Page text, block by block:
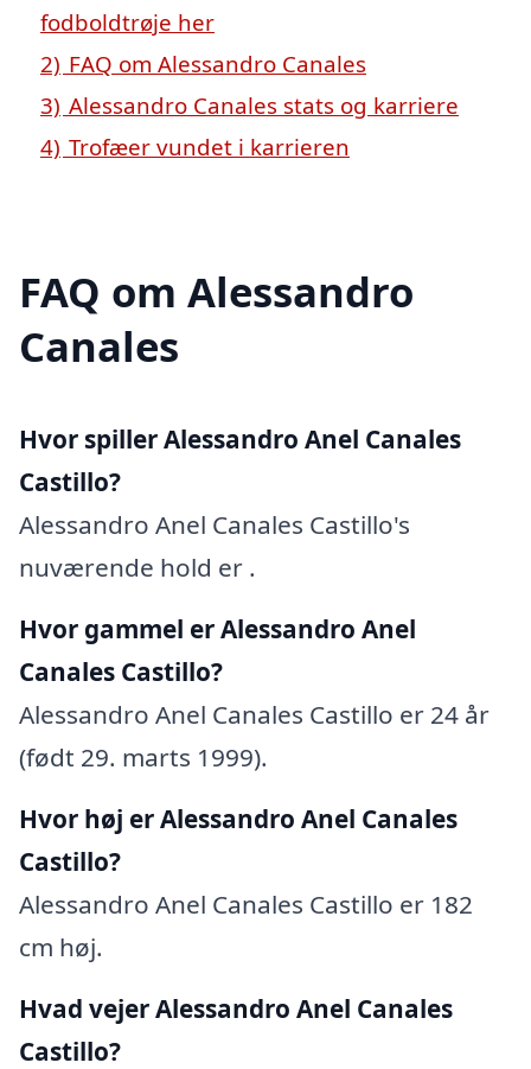
fodboldtrøje her
2) FAQ om Alessandro Canales
3) Alessandro Canales stats og karriere
4) Trofæer vundet i karrieren
FAQ om Alessandro
Canales
Hvor spiller Alessandro Anel Canales
Castillo?
Alessandro Anel Canales Castillo's
nuværende hold er .
Hvor gammel er Alessandro Anel
Canales Castillo?
Alessandro Anel Canales Castillo er 24 år
(født 29. marts 1999).
Hvor høj er Alessandro Anel Canales
Castillo?
Alessandro Anel Canales Castillo er 182
cm høj.
Hvad vejer Alessandro Anel Canales
Castillo?